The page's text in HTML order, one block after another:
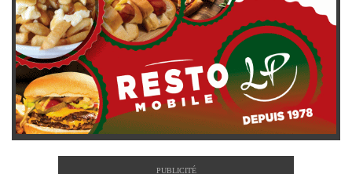
PUBLICITÉ